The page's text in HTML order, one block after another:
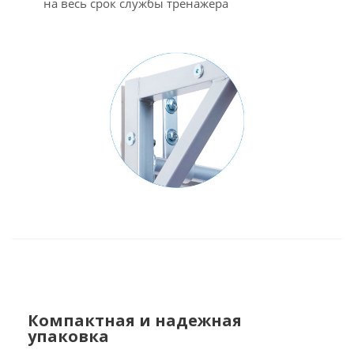
на весь срок службы тренажера
Компактная и надежная
упаковка